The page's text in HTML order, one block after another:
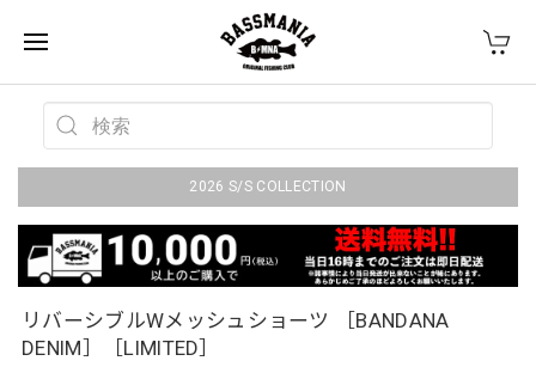
2026 S/S COLLECTION
リバーシブルWメッシュショーツ ［BANDANA
DENIM］［LIMITED］